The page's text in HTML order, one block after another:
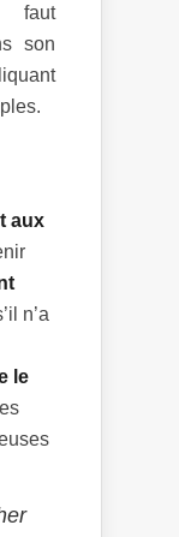
son
aux
n’a
le